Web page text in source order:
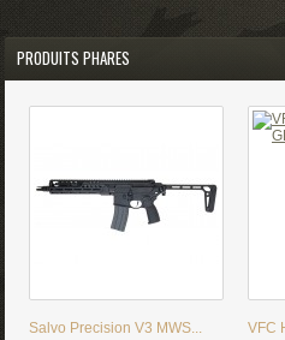
PRODUITS PHARES
Salvo Precision V3 MWS... VFC